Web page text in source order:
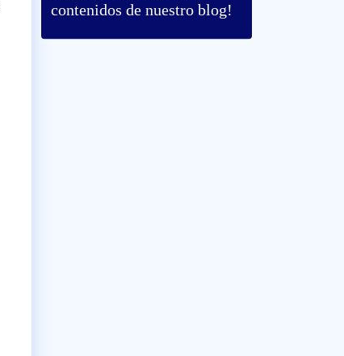
contenidos de nuestro blog!